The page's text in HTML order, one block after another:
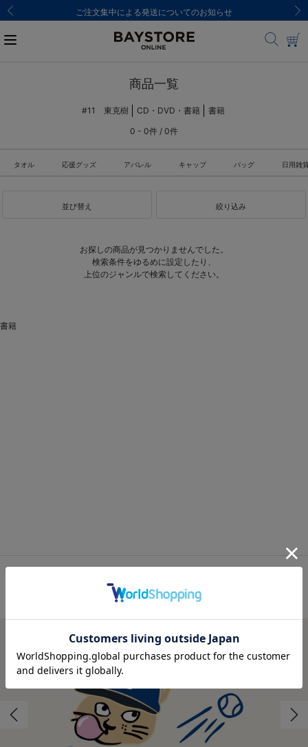
ご注文集中による発送についてのお知らせ
商品一覧
#11 東克樹 CD・DVD・書籍
書籍
0 - 0件 / 0件
タオル 応援グッズ アパレル キャップ バッグ 日用雑
並び替え 絞り込み
お探しの商品が見つかりませんでした。
検索条件をゆるめに設定したり、
上位のジャンルで検索してください。
書籍
FEATURES
特集